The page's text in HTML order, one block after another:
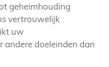
geheimhouding
vertrouwelijk
uw
andere doeleinden dan